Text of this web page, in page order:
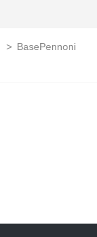
> BasePennoni